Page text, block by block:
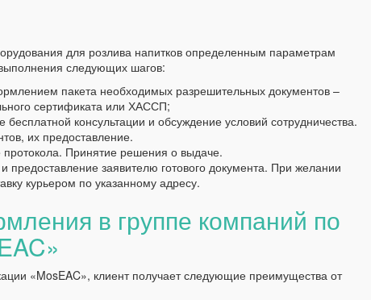
для розлива напитков определенным параметрам
следующих шагов:
пакета необходимых разрешительных документов –
сертификата или ХАССП;
консультации и обсуждение условий сотрудничества.
их предоставление.
Принятие решения о выдаче.
заявителю готового документа. При желании
курьером по указанному адресу.
в группе компаний по
«MosEAC», клиент получает следующие преимущества от